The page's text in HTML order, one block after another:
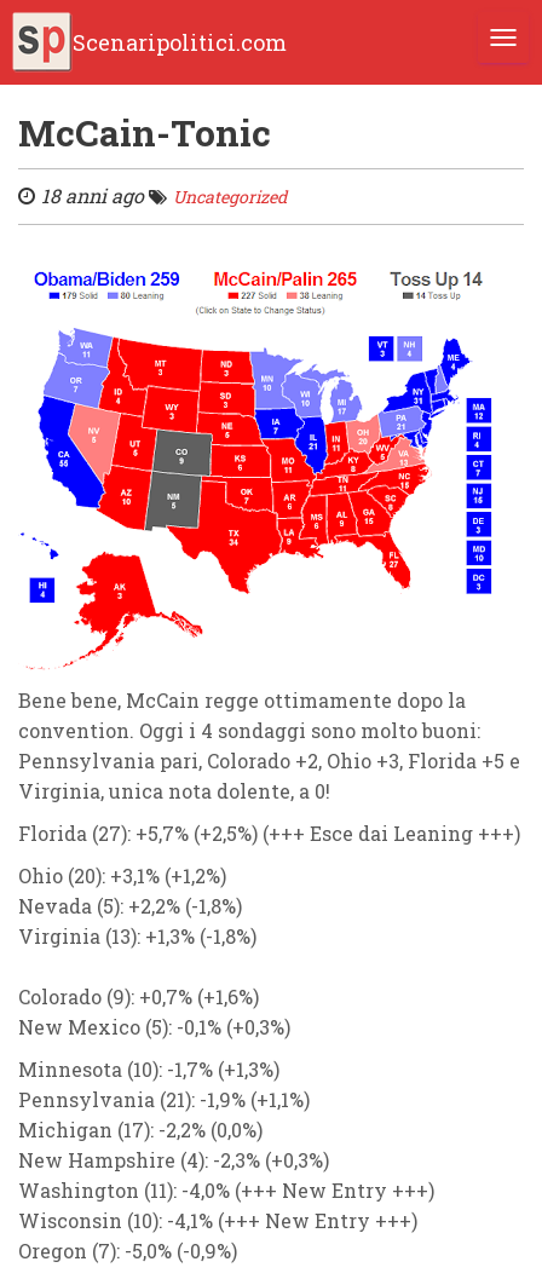
Scenaripolitici.com
McCain-Tonic
18 anni ago Uncategorized
Bene bene, McCain regge ottimamente dopo la
convention. Oggi i 4 sondaggi sono molto buoni:
Pennsylvania pari, Colorado +2, Ohio +3, Florida +5 e
Virginia, unica nota dolente, a 0!
Florida (27): +5,7% (+2,5%) (+++ Esce dai Leaning +++)
Ohio (20): +3,1% (+1,2%)
Nevada (5): +2,2% (-1,8%)
Virginia (13): +1,3% (-1,8%)
Colorado (9): +0,7% (+1,6%)
New Mexico (5): -0,1% (+0,3%)
Minnesota (10): -1,7% (+1,3%)
Pennsylvania (21): -1,9% (+1,1%)
Michigan (17): -2,2% (0,0%)
New Hampshire (4): -2,3% (+0,3%)
Washington (11): -4,0% (+++ New Entry +++)
Wisconsin (10): -4,1% (+++ New Entry +++)
Oregon (7): -5,0% (-0,9%)